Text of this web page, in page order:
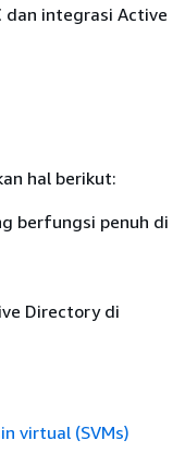
dan integrasi Active
hal berikut:
berfungsi penuh di
Directory di
virtual (SVMs)